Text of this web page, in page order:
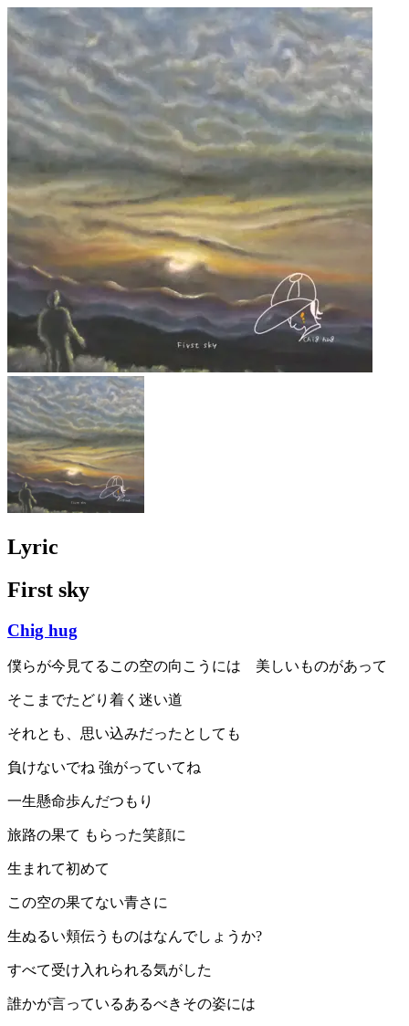
Lyric
First sky
Chig hug
僕らが今見てるこの空の向こうには 美しいものがあって
そこまでたどり着く迷い道
それとも、思い込みだったとしても
負けないでね 強がっていてね
一生懸命歩んだつもり
旅路の果て もらった笑顔に
生まれて初めて
この空の果てない青さに
生ぬるい頬伝うものはなんでしょうか?
すべて受け入れられる気がした
誰かが言っているあるべきその姿には